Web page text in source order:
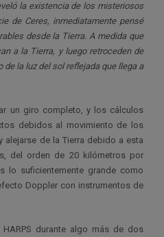
la existencia de los misteriosos
de Ceres, inmediatamente pensé
desde la Tierra. A medida que
a la Tierra, y luego retroceden de
la luz del sol reflejada que llega a
un giro completo, y los cálculos
debidos al movimiento de los
alejarse de la Tierra debido a esta
del orden de 20 kilómetros por
lo suficientemente grande como
Doppler con instrumentos de
durante algo más de dos